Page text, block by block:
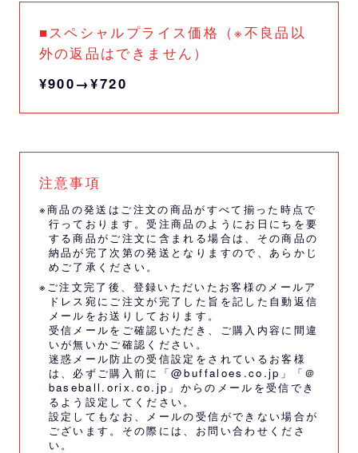
■スペシャルプライス価格（※不良品以
外の返品はできません）
¥900→¥720
注意事項
※商品の発送はご注文の商品がすべて揃った時点で
行っております。受注商品のようにお日にちを要
する商品がご注文に含まれる場合は、その商品の
納品が完了次第の発送となりますので、あらかじ
めご了承ください。
※ご注文完了後、登録いただいたお客様のメールア
ドレス宛にご注文が完了した旨を記した自動返信
メールをお送りしております。
受信メールをご確認いただき、ご購入内容に間違
いが無いかご確認ください。
迷惑メール防止の受信設定をされているお客様
は、必ずご購入前に「@buffaloes.co.jp」「＠
baseball.orix.co.jp」からのメールを受信でき
るよう設定してください。
設定してもなお、メールの受信ができない場合が
ございます。その際には、 お問い合わせくださ
い。